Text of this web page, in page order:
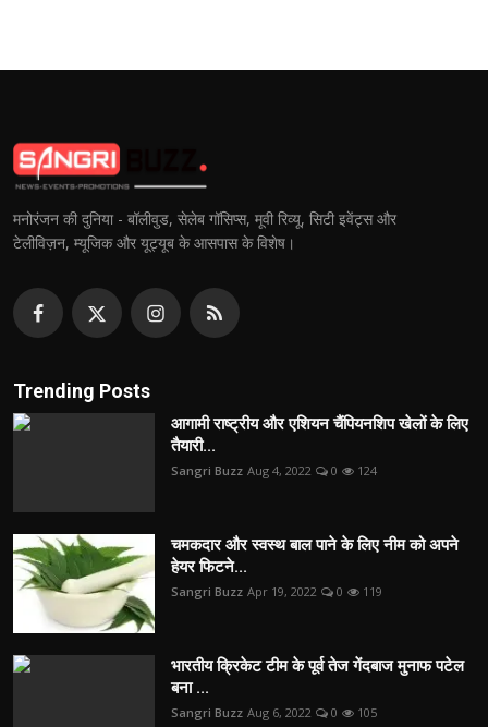
मनोरंजन की दुनिया - बॉलीवुड, सेलेब गॉसिप्स, मूवी रिव्यू, सिटी इवेंट्स और
टेलीविज़न, म्यूजिक और यूट्यूब के आसपास के विशेष।
Trending Posts
आगामी राष्ट्रीय और एशियन चैंपियनशिप खेलों के लिए
तैयारी...
Sangri Buzz Aug 4, 2022 0 124
चमकदार और स्वस्थ बाल पाने के लिए नीम को अपने
हेयर फिटने...
Sangri Buzz Apr 19, 2022 0 119
भारतीय क्रिकेट टीम के पूर्व तेज गेंदबाज मुनाफ पटेल
बना ...
Sangri Buzz Aug 6, 2022 0 105